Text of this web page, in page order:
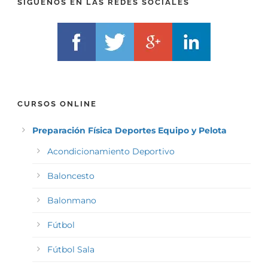
SÍGUENOS EN LAS REDES SOCIALES
CURSOS ONLINE
Preparación Física Deportes Equipo y Pelota
Acondicionamiento Deportivo
Baloncesto
Balonmano
Fútbol
Fútbol Sala